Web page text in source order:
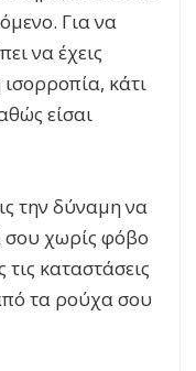
Για να
να έχεις
κάτι
είσαι
την δύναμη να
σου χωρίς φόβο
τις καταστάσεις
τα ρούχα σου